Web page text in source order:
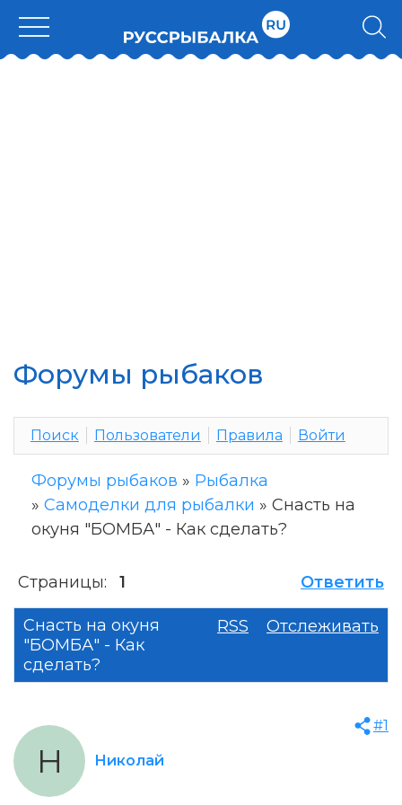
Форумы рыбаков
Поиск Пользователи Правила Войти
Форумы рыбаков » Рыбалка
»Самоделки для рыбалки »Снасть на
окуня "БОМБА" - Как сделать?
Страницы: 1 Ответить
RSS Отслеживать
Снасть на окуня
"БОМБА" - Как
сделать?
Николай
Н
#1